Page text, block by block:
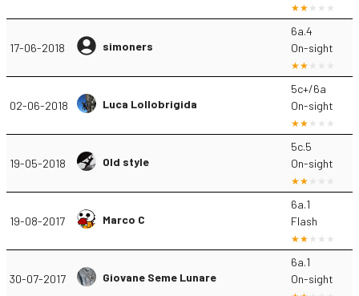
17-06-2018 simoners
6a.4
On-sight
02-06-2018 Luca Lollobrigida
5c+/6a
On-sight
19-05-2018 Old style
5c.5
On-sight
19-08-2017 Marco C
6a.1
Flash
30-07-2017 Giovane Seme Lunare
6a.1
On-sight